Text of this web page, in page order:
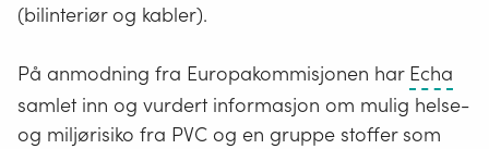
(bilinteriør og kabler).
På anmodning fra Europakommisjonen har Echa
samlet inn og vurdert informasjon om mulig helse-
og miljørisiko fra PVC og en gruppe stoffer som